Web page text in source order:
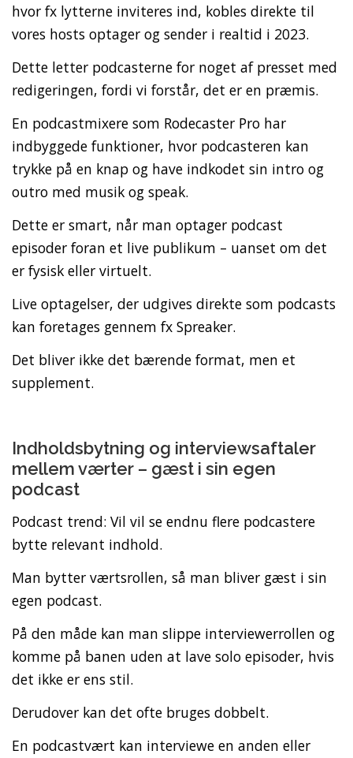
hvor fx lytterne inviteres ind, kobles direkte til
vores hosts optager og sender i realtid i 2023.
Dette letter podcasterne for noget af presset med
redigeringen, fordi vi forstår, det er en præmis.
En podcastmixere som Rodecaster Pro har
indbyggede funktioner, hvor podcasteren kan
trykke på en knap og have indkodet sin intro og
outro med musik og speak.
Dette er smart, når man optager podcast
episoder foran et live publikum – uanset om det
er fysisk eller virtuelt.
Live optagelser, der udgives direkte som podcasts
kan foretages gennem fx Spreaker.
Det bliver ikke det bærende format, men et
supplement.
Indholdsbytning og interviewsaftaler
mellem værter – gæst i sin egen
podcast
Podcast trend: Vil vil se endnu flere podcastere
bytte relevant indhold.
Man bytter værtsrollen, så man bliver gæst i sin
egen podcast.
På den måde kan man slippe interviewerrollen og
komme på banen uden at lave solo episoder, hvis
det ikke er ens stil.
Derudover kan det ofte bruges dobbelt.
En podcastvært kan interviewe en anden eller